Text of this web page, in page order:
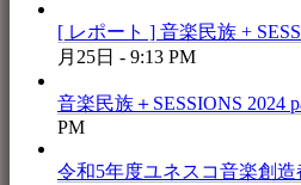
[ レポート ] 音楽民族 +
月25日 - 9:13 PM
音楽民族＋SESSIONS 2024
PM
令和5年度ユネスコ音楽創